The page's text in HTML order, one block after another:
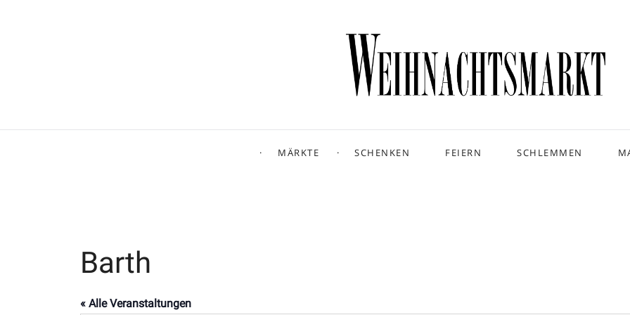
MÄRKTE SCHENKEN FEIERN SCHLEMMEN
Barth
« Alle Veranstaltungen